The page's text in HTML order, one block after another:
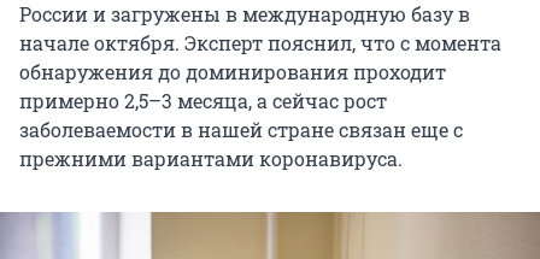
России и загружены в международную базу в
начале октября. Эксперт пояснил, что с момента
обнаружения до доминирования проходит
примерно 2,5–3 месяца, а сейчас рост
заболеваемости в нашей стране связан еще с
прежними вариантами коронавируса.